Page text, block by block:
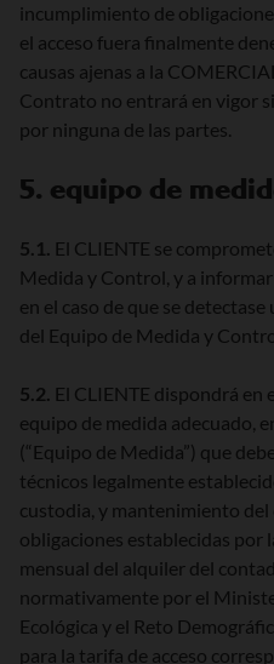
incumplimiento de
el acceso fuera finalmente
causas ajenas a la
Contrato no entrará en vigor
por ninguna de las partes.
5. equipo de
5.1. El CLIENTE se
Medida y Control, y a
en el caso de que se
del Equipo de Medida y
5.2. El CLIENTE dispondrá
equipo de medida adecuado,
(“Equipo de Medida”) que
técnicos legalmente
custodia, y mantenimiento
obligaciones establecidas por
mensual del alquiler del
normativamente por el
Ecológica y el Reto
para la tarifa de acceso